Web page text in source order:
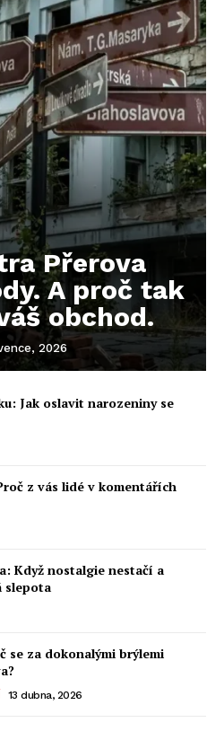
Přerova
A proč tak
obchod.
2026
Jak oslavit narozeniny se
z vás lidé v komentářích
Když nostalgie nestačí a
slepota
se za dokonalými brýlemi
13 dubna, 2026